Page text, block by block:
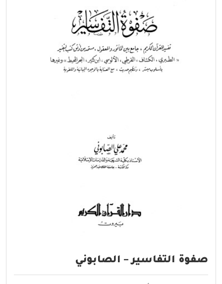
صفوة التفاسير – الصابوني